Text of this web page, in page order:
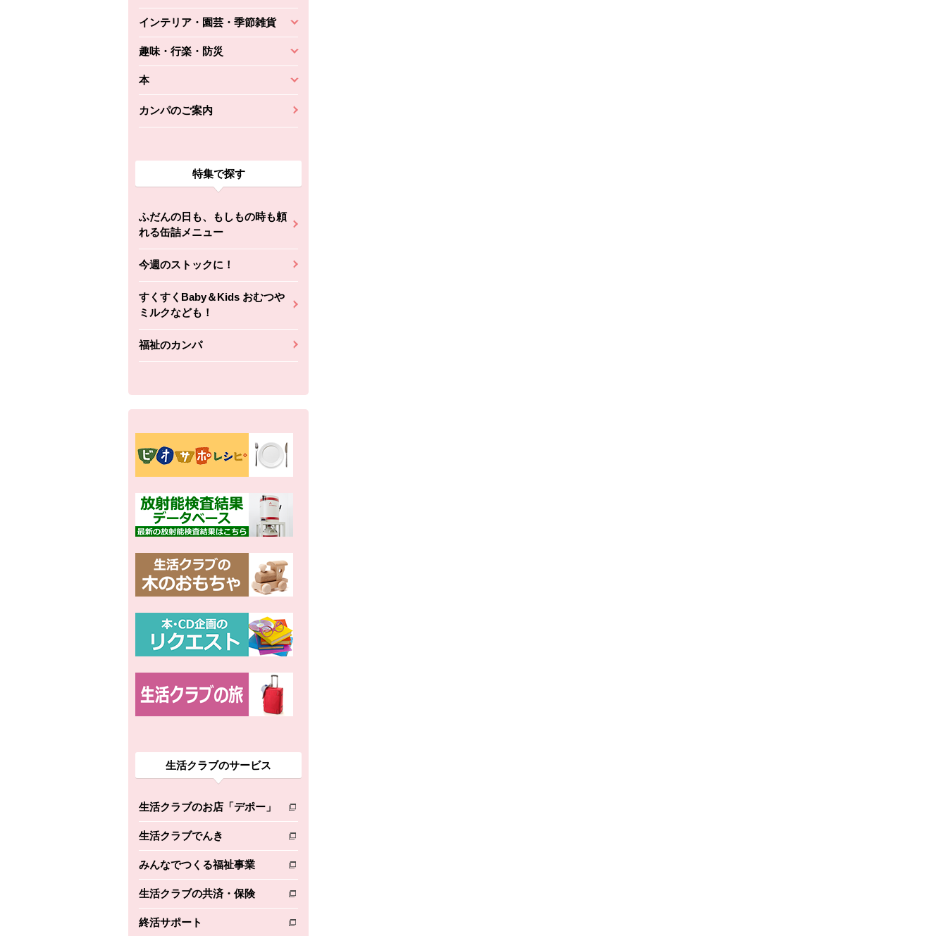
インテリア・園芸・季節雑貨
趣味・行楽・防災
本
カンパのご案内
特集で探す
ふだんの日も、もしもの時も頼
れる缶詰メニュー
今週のストックに！
すくすくBaby＆Kids おむつや
ミルクなども！
福祉のカンパ
生活クラブのサービス
生活クラブのお店「デポー」
別のウィンドウで開きます。
生活クラブでんき
別のウィンドウで開きます。
みんなでつくる福祉事業
別のウィンドウで開きます。
生活クラブの共済・保険
別のウィンドウで開きます。
終活サポート
別のウィンドウで開きます。